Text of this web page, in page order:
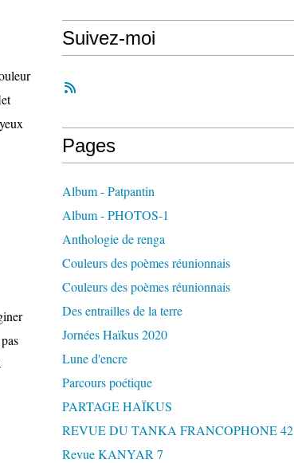
Suivez-moi
Pages
Album - Patpantin
Album - PHOTOS-1
Anthologie de renga
Couleurs des poèmes réunionnais
Couleurs des poèmes réunionnais
Des entrailles de la terre
Jornées Haïkus 2020
Lune d'encre
Parcours poétique
PARTAGE HAÏKUS
REVUE DU TANKA FRANCOPHONE 42
Revue KANYAR 7